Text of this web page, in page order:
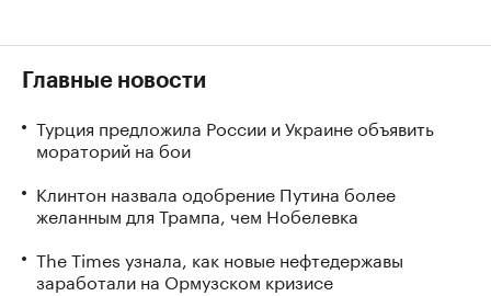
Главные новости
Турция предложила России и Украине объявить
мораторий на бои
Клинтон назвала одобрение Путина более
желанным для Трампа, чем Нобелевка
The Times узнала, как новые нефтедержавы
заработали на Ормузском кризисе